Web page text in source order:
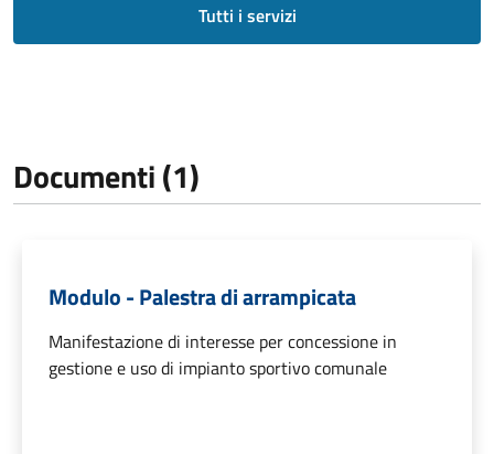
Tutti i servizi
Documenti (1)
Modulo - Palestra di arrampicata
Manifestazione di interesse per concessione in
gestione e uso di impianto sportivo comunale